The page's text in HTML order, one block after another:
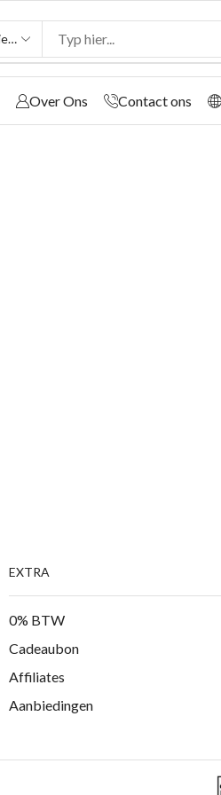
Over Ons Contact ons
EXTRA
0% BTW
Cadeaubon
Affiliates
Aanbiedingen